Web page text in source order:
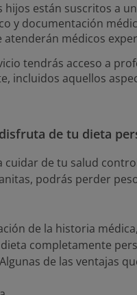
hijos están suscritos a
y documentación
médicos
tendrás acceso a
incluidos aquellos
de tu dieta
cuidar de tu salud
podrás perder
de la historia
completamente
de las ventajas